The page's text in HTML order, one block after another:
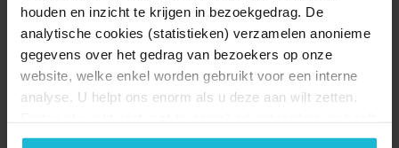
houden en inzicht te krijgen in bezoekgedrag. De
analytische cookies (statistieken) verzamelen anonieme
gegevens over het gedrag van bezoekers op onze
website, welke enkel worden gebruikt voor een interne
analyse. U helpt ons enorm als u deze aan wilt zetten.
geen commerciële doelstelling. U kunt deze cookies via